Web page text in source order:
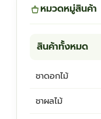
หมวดหมู่สินค้า
สินค้าทั้งหมด
ชาดอกไม้
ชาผลไม้